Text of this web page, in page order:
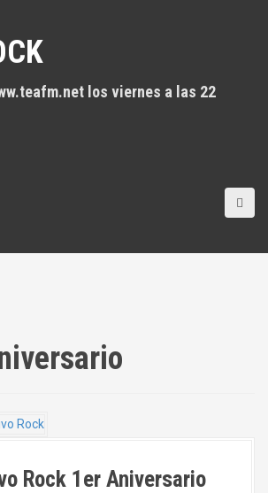
los viernes a las 22
Rock 1er Aniversario